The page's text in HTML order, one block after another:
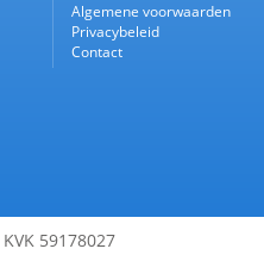
Algemene voorwaarden
Privacybeleid
Contact
59178027